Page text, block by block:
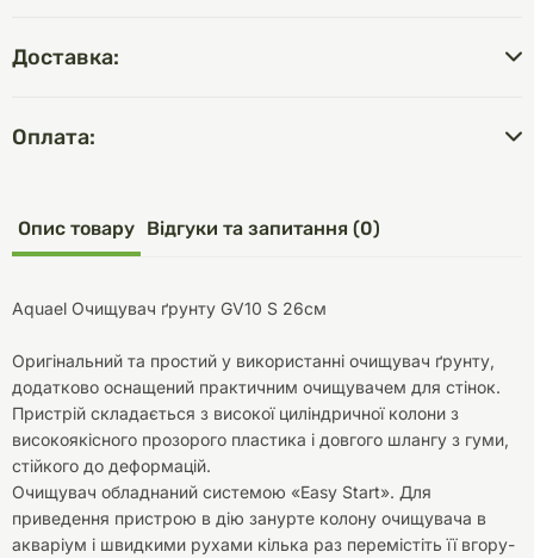
Доставка:
Оплата:
Опис товару Відгуки та запитання (0)
Aquael Очищувач ґрунту GV10 S 26см
Оригінальний та простий у використанні очищувач ґрунту,
додатково оснащений практичним очищувачем для стінок.
Пристрій складається з високої циліндричної колони з
високоякісного прозорого пластика і довгого шлангу з гуми,
стійкого до деформацій.
Очищувач обладнаний системою «Easy Start». Для
приведення пристрою в дію занурте колону очищувача в
акваріум і швидкими рухами кілька раз перемістіть її вгору-